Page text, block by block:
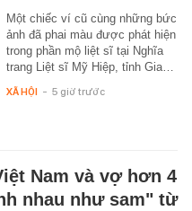
Một chiếc ví cũ cùng những bức
ảnh đã phai màu được phát hiện
trong phần mộ liệt sĩ tại Nghĩa
trang Liệt sĩ Mỹ Hiệp, tỉnh Gia…
XÃ HỘI - 5 giờ trước
Nam và vợ hơn 4
nhau như sam" từ